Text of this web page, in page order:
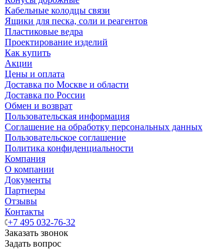
Кабельные колодцы связи
Ящики для песка, соли и реагентов
Пластиковые ведра
Проектирование изделий
Как купить
Акции
Цены и оплата
Доставка по Москве и области
Доставка по России
Обмен и возврат
Пользовательская информация
Соглашение на обработку персональных данных
Пользовательское соглашение
Политика конфиденциальности
Компания
О компании
Документы
Партнеры
Отзывы
Контакты
+7 495 032-76-32
Заказать звонок
Задать вопрос